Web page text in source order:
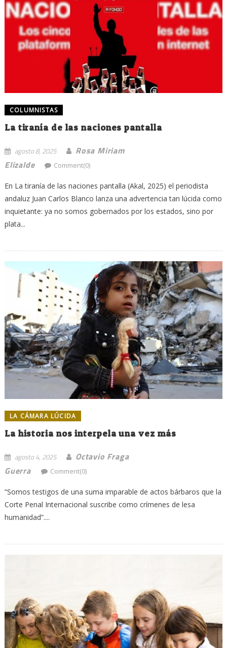
COLUMNISTAS
La tiranía de las naciones pantalla
agosto 8, 2025
Rosa Miriam
Elizalde
Comment(0)
En La tiranía de las naciones pantalla (Akal, 2025) el periodista
andaluz Juan Carlos Blanco lanza una advertencia tan lúcida como
inquietante: ya no somos gobernados por los estados, sino por
plata...
LA CÁMARA LÚCIDA
La historia nos interpela una vez más
agosto 4, 2025
Octavio Fraga
Guerra
Comment(0)
“Somos testigos de una suma imparable de actos bárbaros que la
Corte Penal Internacional suscribe como crímenes de lesa
humanidad”....